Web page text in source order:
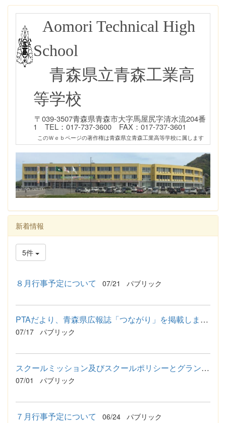
Aomori Technical High
School
青森県立青森工業高
等学校
〒039-3507青森県青森市大字馬屋尻字清水流204番
1 TEL：017-737-3600 FAX：017-737-3601
このＷｅｂページの著作権は青森県立青森工業高等学校に属します
新着情報
5件
８月行事予定について 07/21 パブリック
PTAだより、青森県広報誌「つながり」を掲載しました
07/17 パブリック
スクールミッション及びスクールポリシーとグランドデザインを更...
07/01 パブリック
７月行事予定について 06/24 パブリック